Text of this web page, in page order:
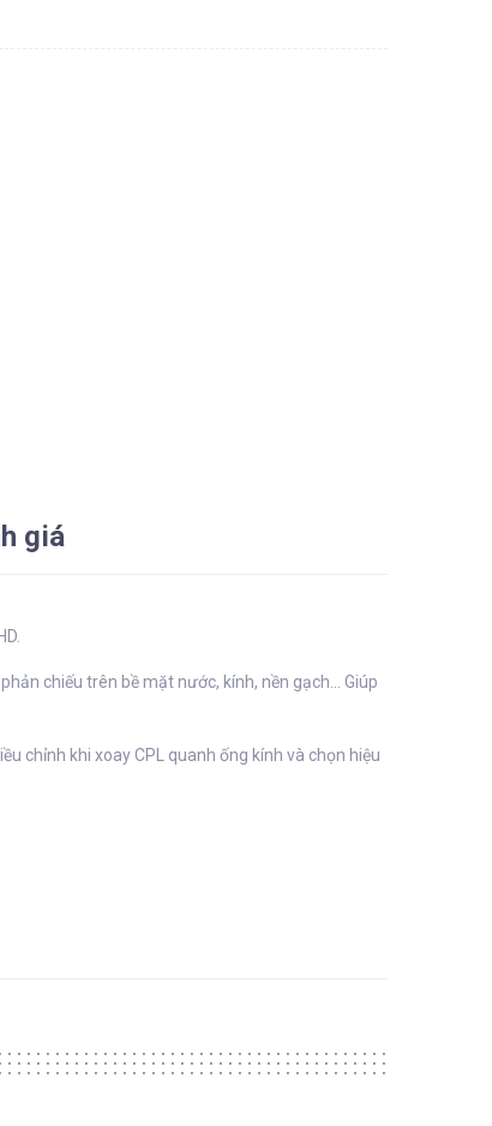
giá
chiếu trên bề mặt nước, kính, nền gạch... Giúp
chỉnh khi xoay CPL quanh ống kính và chọn hiệu